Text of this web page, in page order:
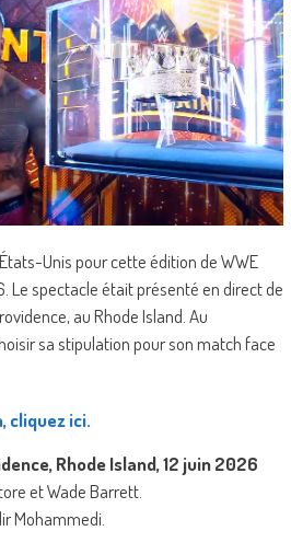
Unis pour cette édition de WWE
Le spectacle était présenté en direct de
au Rhode Island. Au
sa stipulation pour son match face
cliquez ici.
Rhode Island, 12 juin 2026
et Wade Barrett.
Mohammedi.